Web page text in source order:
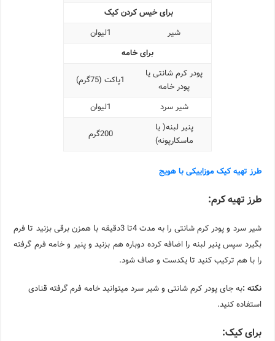
برای خیس کردن کیک
شیر
1لیوان
برای خامه
پودر کرم شانتی یا
پودر خامه
1پاکت (75گرم)
شیر سرد
1لیوان
پنیر لبنه( یا
ماسکارپونه)
200گرم
طرز تهیه کیک موزاییکی با هویج
طرز تهیه کرم:
شیر سرد و پودر کرم شانتی را به مدت 4تا 3دقیقه با همزن برقی بزنید تا فرم
بگیرد سپس پنیر لبنه را اضافه کرده دوباره هم بزنید و پنیر و خامه فرم گرفته
را با هم ترکیب کنید تا یکدست و صاف شود.
نکته :به جای پودر کرم شانتی و شیر سرد میتوانید خامه فرم گرفته قنادی
استفاده کنید.
برای کیک: